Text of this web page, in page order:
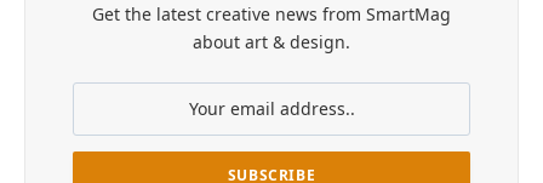
Get the latest creative news from SmartMag
about art & design.